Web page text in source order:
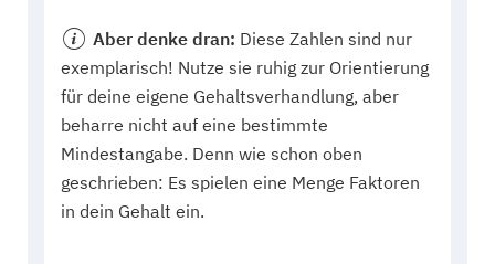
Aber denke dran: Diese Zahlen sind nur
exemplarisch! Nutze sie ruhig zur Orientierung
für deine eigene Gehaltsverhandlung, aber
beharre nicht auf eine bestimmte
Mindestangabe. Denn wie schon oben
geschrieben: Es spielen eine Menge Faktoren
in dein Gehalt ein.